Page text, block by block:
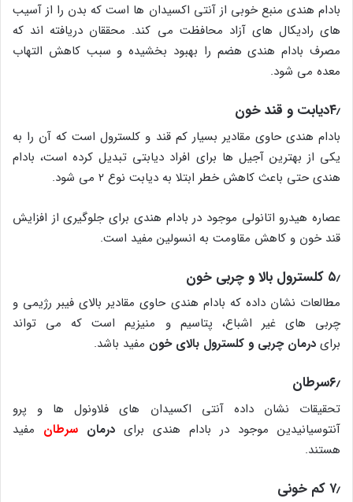
بادام هندی منبع خوبی از آنتی اکسیدان ها است که بدن را از آسیب
های رادیکال های آزاد محافظت می کند. محققان دریافته اند که
مصرف بادام هندی هضم را بهبود بخشیده و سبب کاهش التهاب
معده می شود.
۴٫دیابت و قند خون
بادام هندی حاوی مقادیر بسیار کم قند و کلسترول است که آن را به
یکی از بهترین آجیل ها برای افراد دیابتی تبدیل کرده است، بادام
هندی حتی باعث کاهش خطر ابتلا به دیابت نوع ۲ می شود.
عصاره هیدرو اتانولی موجود در بادام هندی برای جلوگیری از افزایش
قند خون و کاهش مقاومت به انسولین مفید است.
۵٫ کلسترول بالا و چربی خون
مطالعات نشان داده که بادام هندی حاوی مقادیر بالای فیبر رژیمی و
چربی های غیر اشباع، پتاسیم و منیزیم است که می تواند
برای درمان چربی و کلسترول بالای خون مفید باشد.
۶٫سرطان
تحقیقات نشان داده آنتی اکسیدان های فلاونول ها و پرو
آنتوسیانیدین موجود در بادام هندی برای درمان سرطان مفید
هستند.
۷٫ کم خونی